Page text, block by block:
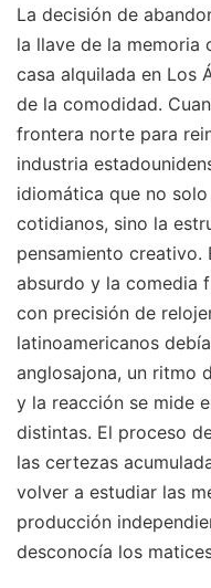
La decisión de
la llave de la memoria
casa alquilada en Los
de la comodidad.
frontera norte para
industria
idiomática que no
cotidianos, sino la
pensamiento
absurdo y la comedia
con precisión de
latinoamericanos
anglosajona, un ritmo
y la reacción se mide
distintas. El proceso
las certezas
volver a estudiar las
producción
desconocía los